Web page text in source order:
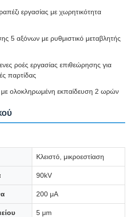
εργασίας με χωρητικότητα
5 αξόνων με ρυθμιστικό μεταβλητής
ροές εργασίας επιθεώρησης για
παρτίδας
με ολοκληρωμένη εκπαίδευση 2 ωρών
Κλειστό, μικροεστίαση
90kV
200 μA
5 μm